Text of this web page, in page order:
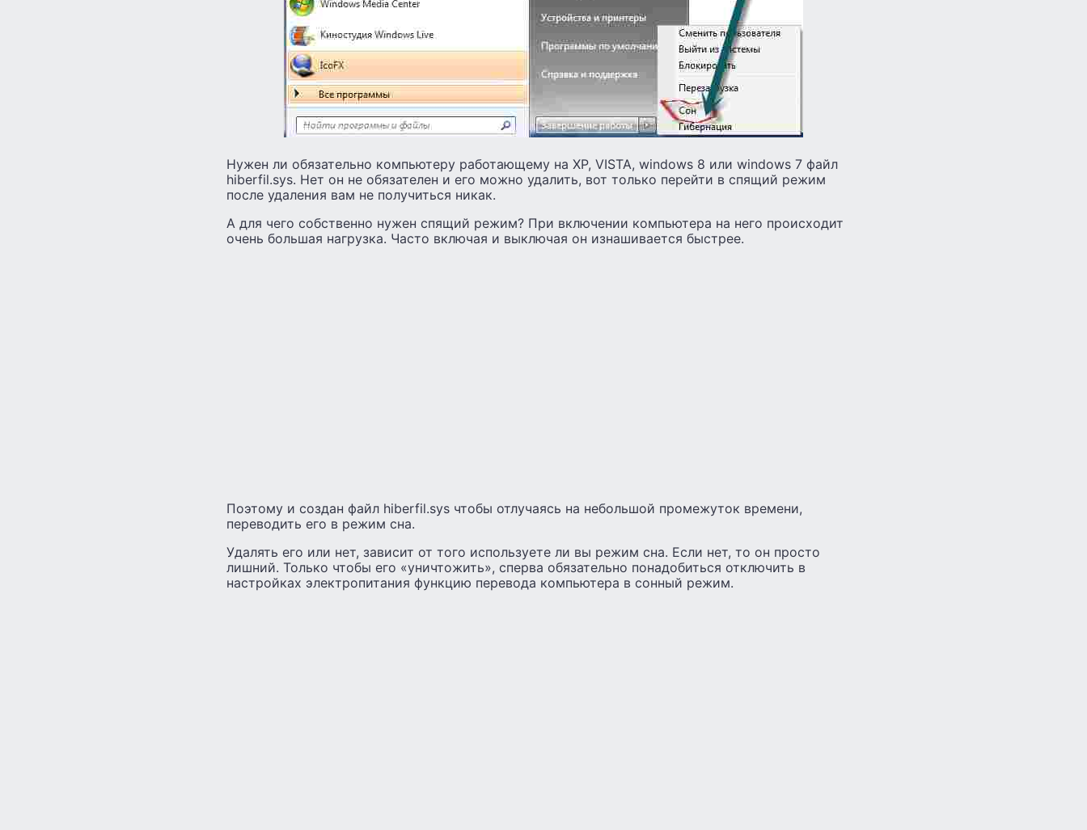
Нужен ли обязательно компьютеру работающему на XP, VISTA, windows 8 или windows 7 файл
hiberfil.sys. Нет он не обязателен и его можно удалить, вот только перейти в спящий режим
после удаления вам не получиться никак.
А для чего собственно нужен спящий режим? При включении компьютера на него происходит
очень большая нагрузка. Часто включая и выключая он изнашивается быстрее.
Поэтому и создан файл hiberfil.sys чтобы отлучаясь на небольшой промежуток времени,
переводить его в режим сна.
Удалять его или нет, зависит от того используете ли вы режим сна. Если нет, то он просто
лишний. Только чтобы его «уничтожить», сперва обязательно понадобиться отключить в
настройках электропитания функцию перевода компьютера в сонный режим.